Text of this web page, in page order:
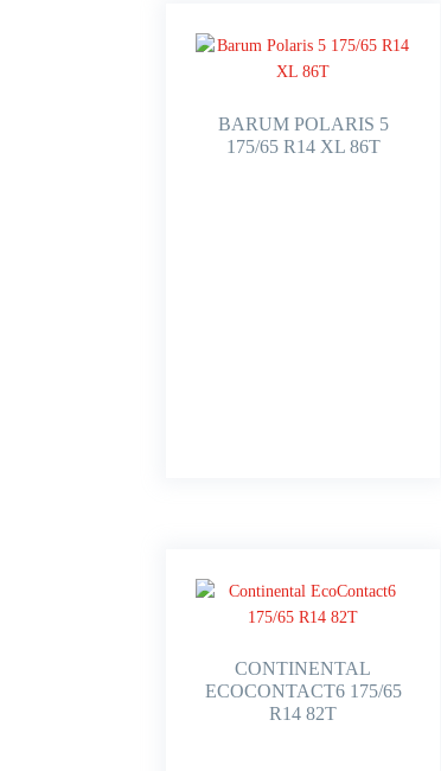
BARUM POLARIS 5
175/65 R14 XL 86T
CONTINENTAL
ECOCONTACT6 175/65
R14 82T